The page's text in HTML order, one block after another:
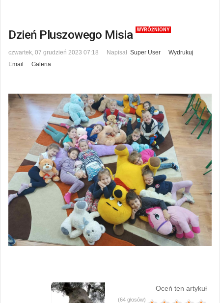
Dzień Pluszowego Misia WYRÓŻNIONY
czwartek, 07 grudzień 2023 07:18 Napisał Super User
Wydrukuj
Email
Galeria
Oceń ten artykuł
(64 głosów)